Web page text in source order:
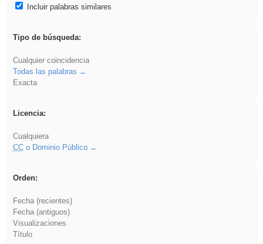
Incluir palabras similares
Tipo de búsqueda:
Cualquier coincidencia
Todas las palabras
Exacta
Licencia:
Cualquiera
CCo Dominio Público
Orden:
Fecha (recientes)
Fecha (antiguos)
Visualizaciones
Título